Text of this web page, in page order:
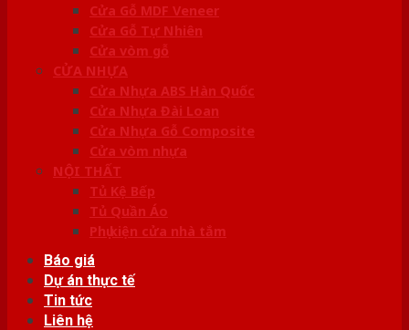
Cửa Gỗ MDF Veneer
Cửa Gỗ Tự Nhiên
Cửa vòm gỗ
CỬA NHỰA
Cửa Nhựa ABS Hàn Quốc
Cửa Nhựa Đài Loan
Cửa Nhựa Gỗ Composite
Cửa vòm nhựa
NỘI THẤT
Tủ Kệ Bếp
Tủ Quần Áo
Phụ kiện cửa nhà tắm
Báo giá
Dự án thực tế
Tin tức
Liên hệ